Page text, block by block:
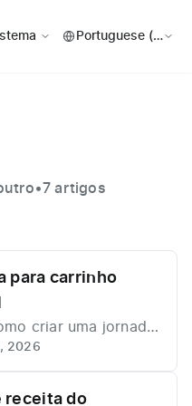
•7 artigos
para carrinho
criar uma jornada
e-mail, com um tut
a passo detalhado ao
2026
receita do